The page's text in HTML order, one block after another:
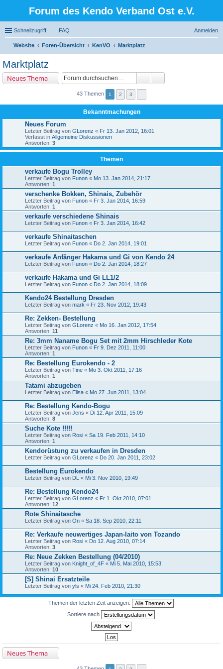
Forum des Kendo Verband Ost e.V.
Schnellzugriff FAQ Anmelden
Website Foren-Übersicht KenVO
Marktplatz
Marktplatz
Neues Thema
43 Themen 1 2 3
Bekanntmachungen
Neues Forum
Letzter Beitrag von GLorenz « Fr 13. Jan 2012, 16:01
Verfasst in Allgemeine Diskussionen
Antworten: 3
Themen
verkaufe Bogu Trolley
Letzter Beitrag von Funon « Mo 13. Jan 2014, 21:17
Antworten: 1
verschenke Bokken, Shinais, Zubehör
Letzter Beitrag von Funon « Fr 3. Jan 2014, 16:59
Antworten: 1
verkaufe verschiedene Shinais
Letzter Beitrag von Funon « Fr 3. Jan 2014, 16:42
verkaufe Shinaitaschen
Letzter Beitrag von Funon « Do 2. Jan 2014, 19:01
verkaufe Anfänger Hakama und Gi von Kendo 24
Letzter Beitrag von Funon « Do 2. Jan 2014, 18:27
verkaufe Hakama und Gi LL1/2
Letzter Beitrag von Funon « Do 2. Jan 2014, 18:09
Kendo24 Bestellung Dresden
Letzter Beitrag von mark « Fr 23. Nov 2012, 19:43
Re: Zekken- Bestellung
Letzter Beitrag von GLorenz « Mo 16. Jan 2012, 17:54
Antworten: 11
Re: 3mm Naname Bogu Set mit 2mm Hirschleder Kote
Letzter Beitrag von Funon « Fr 9. Dez 2011, 11:00
Antworten: 1
Re: Bestellung Eurokendo - 2
Letzter Beitrag von Tine « Mo 3. Okt 2011, 17:16
Antworten: 1
Tatami abzugeben
Letzter Beitrag von Elisa « Mo 27. Jun 2011, 13:04
Re: Bestellung Kendo-Bogu
Letzter Beitrag von Jens « Di 12. Apr 2011, 15:09
Antworten: 8
Suche Kote !!!!!
Letzter Beitrag von Rosi « Sa 19. Feb 2011, 14:10
Antworten: 1
Kendorüstung zu verkaufen in Dresden
Letzter Beitrag von GLorenz « Do 20. Jan 2011, 23:02
Bestellung Eurokendo
Letzter Beitrag von DL « Mi 3. Nov 2010, 19:49
Re: Bestellung Kendo24
Letzter Beitrag von GLorenz « Fr 1. Okt 2010, 07:01
Antworten: 12
Rote Shinaitasche
Letzter Beitrag von On « Sa 18. Sep 2010, 22:11
Re: Verkaufe neuwertiges Japan-Iaito von Tozando
Letzter Beitrag von Rosi « Do 12. Aug 2010, 07:14
Antworten: 3
Re: Neue Zekken Bestellung (04/2010)
Letzter Beitrag von Knight_of_4F « Mi 5. Mai 2010, 15:53
Antworten: 10
[S] Shinai Ersatzteile
Letzter Beitrag von yls « Mi 24. Feb 2010, 21:30
Themen der letzten Zeit anzeigen:
Sortiere nach
Neues Thema